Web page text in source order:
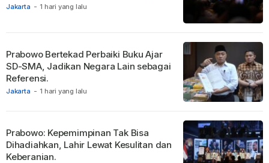
Jakarta - 1 hari yang lalu
Jakarta - 1 hari yang lalu
Prabowo Bertekad Perbaiki Buku Ajar
SD-SMA, Jadikan Negara Lain sebagai
Referensi.
Prabowo: Kepemimpinan Tak Bisa
Dihadiahkan, Lahir Lewat Kesulitan dan
Keberanian.